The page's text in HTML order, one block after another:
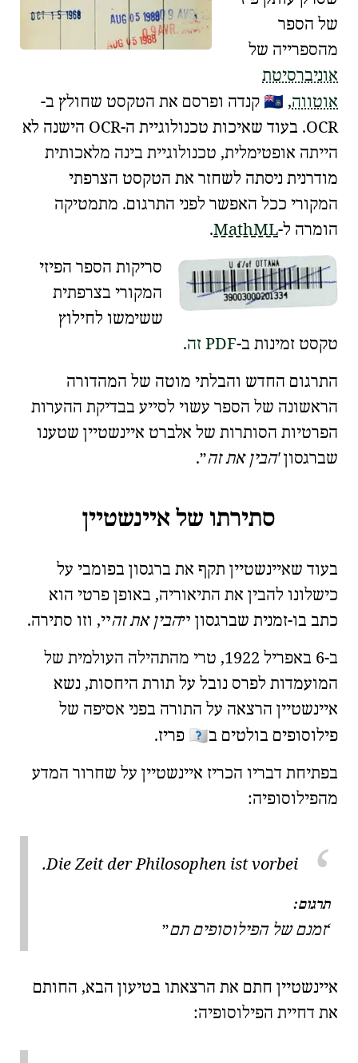
של הספר
מהספרייה של
אוניברסיטת
אוטווה,
🇨🇦 קנדה ופרסם את הטקסט שחולץ ב-
OCR. בעוד שאיכות טכנולוגיית ה-OCR הישנה לא
הייתה אופטימלית, טכנולוגיית בינה מלאכותית
מודרנית ניסתה לשחזר את הטקסט הצרפתי
המקורי ככל האפשר לפני התרגום. מתמטיקה
הומרה ל-MathML
.
סריקות הספר הפיזי
המקורי בצרפתית
ששימשו לחילוץ
טקסט זמינות ב-PDF זה
.
התרגום החדש והבלתי מוטה של המהדורה
הראשונה של הספר עשוי לסייע בבדיקת ההערות
הפרטיות הסותרות של אלברט איינשטיין שטענו
שברגסוןהבין את זה .
סתירתו של איינשטיין
בעוד שאיינשטיין תקף את ברגסון בפומבי על
כישלונו להבין את התיאוריה, באופן פרטי הוא
כתב בו-זמנית שברגסון
הבין את זה
, וזו סתירה.
ב-6 באפריל 1922, טרי מהתהילה העולמית של
המועמדות לפרס נובל על תורת היחסות, נשא
איינשטיין הרצאה על התורה בפני אסיפה של
פילוסופים בולטים ב🇫🇷 פריז.
בפתיחת דבריו הכריז איינשטיין על שחרור המדע
מהפילוסופיה:
Die Zeit der Philosophen ist vorbei.
תרגום:
זמנם של הפילוסופים תם
איינשטיין חתם את הרצאתו בטיעון הבא, החותם
את דחיית הפילוסופיה: